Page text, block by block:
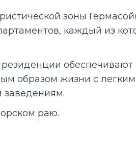
зоны
каждый из
образом жизни с
заведениям.
раю.